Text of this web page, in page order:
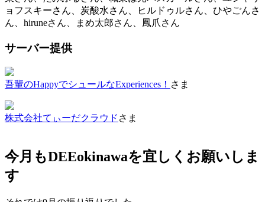
ョフスキーさん、炭酸水さん、ヒルドゥルさん、ひやごんさ
ん、hiruneさん、まめ太郎さん、鳳爪さん
サーバー提供
吾輩のHappyでシュールなExperiences！ さま
株式会社てぃーだクラウド さま
今月もDEEokinawaを宜しくお願いしま
す